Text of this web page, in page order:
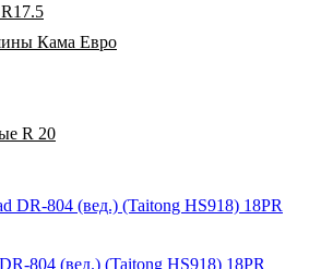
Кама Евро
R 20
804 (вед.) (Taitong HS918) 18PR